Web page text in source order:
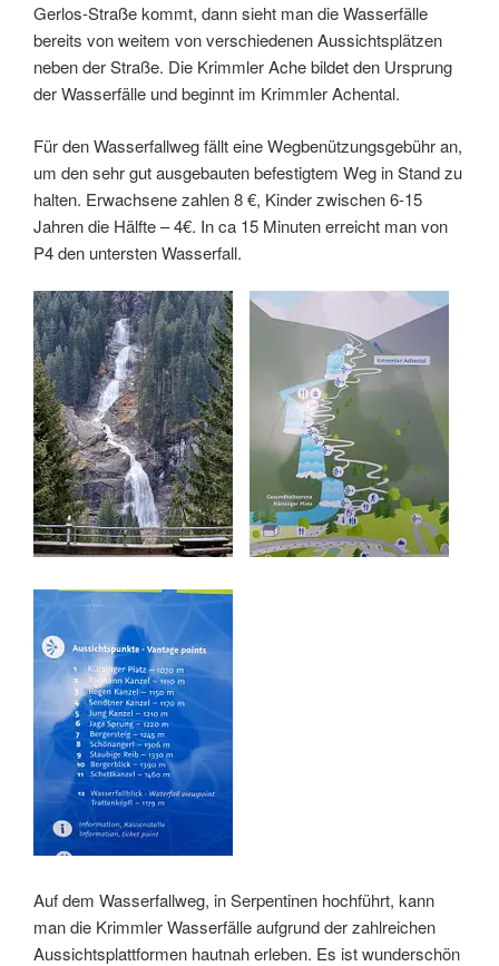
Gerlos-Straße kommt, dann sieht man die Wasserfälle
bereits von weitem von verschiedenen Aussichtsplätzen
neben der Straße. Die Krimmler Ache bildet den Ursprung
der Wasserfälle und beginnt im Krimmler Achental.
Für den Wasserfallweg fällt eine Wegbenützungsgebühr an,
um den sehr gut ausgebauten befestigtem Weg in Stand zu
halten. Erwachsene zahlen 8 €, Kinder zwischen 6-15
Jahren die Hälfte – 4€. In ca 15 Minuten erreicht man von
P4 den untersten Wasserfall.
Auf dem Wasserfallweg, in Serpentinen hochführt, kann
man die Krimmler Wasserfälle aufgrund der zahlreichen
Aussichtsplattformen hautnah erleben. Es ist wunderschön